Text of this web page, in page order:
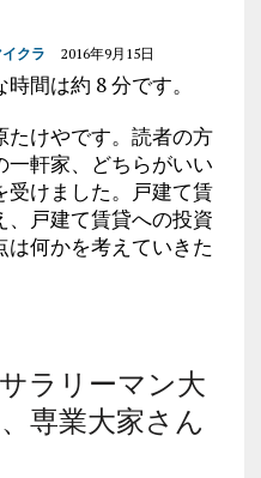
クラ 2016年9月15日
間は約 8 分です。
たけやです。読者の方
一軒家、どちらがいい
受けました。戸建て賃
戸建て賃貸への投資
何かを考えていきた
ラリーマン大
専業大家さん